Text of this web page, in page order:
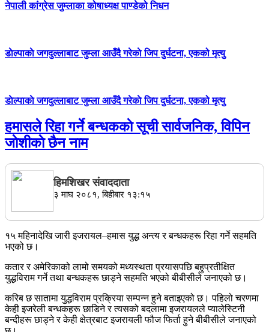
नेपाली कांग्रेस जुम्लाका कोषाध्यक्ष पाण्डेको निधन
डाेल्पाकाे जगदुल्लाबाट जुम्ला आउँदै गरेकाे जिप दुर्घटना, एकको मृत्यु
डाेल्पाकाे जगदुल्लाबाट जुम्ला आउँदै गरेकाे जिप दुर्घटना, एकको मृत्यु
हमासले रिहा गर्ने बन्धककाे सूची सार्वजनिक, विपिन
जाेशीकाे छैन नाम
हिमशिखर संवाददाता
३ माघ २०८१, बिहीबार १३:१५
१५ महिनादेखि जारी इजरायल–हमास युद्ध अन्त्य र बन्धकहरू रिहा गर्ने सहमति
भएको छ।
कतार र अमेरिकाको लामो समयको मध्यस्थता प्रयासपछि बहुप्रतीक्षित
युद्धविराम गर्ने तथा बन्धकहरू छाड्ने सहमति भएको बीबीसीले जनाएको छ।
करिब छ सातामा युद्धविराम प्रक्रिया सम्पन्न हुने बताइएको छ। पहिलो चरणमा
केही इजरेली बन्धकहरू छाडिने र त्यसको बदलामा इजरायलले प्यालेस्टिनी
बन्दीहरू छाड्ने र केही क्षेत्रबाट इजरायली फौज फिर्ता हुने बीबीसीले जनाएको